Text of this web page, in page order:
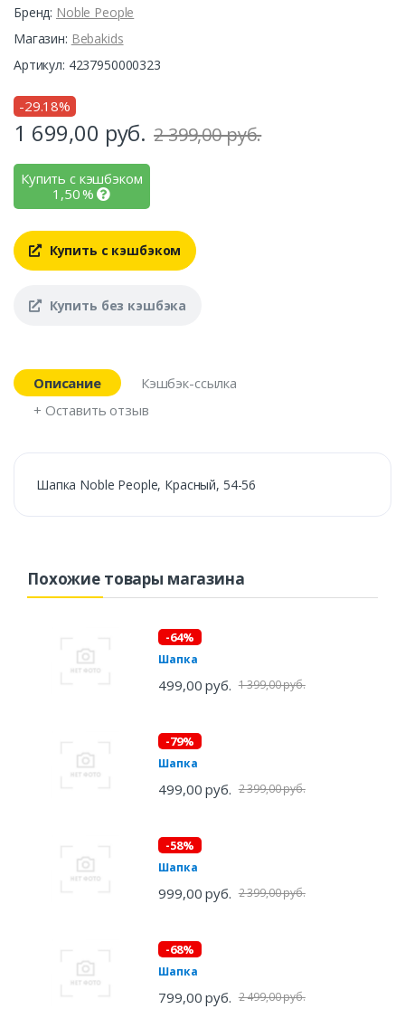
Бренд: Noble People
Магазин: Bebakids
Артикул: 4237950000323
-29.18%
1 699,00 руб. 2 399,00 руб.
Купить с кэшбэком
1,50%
Купить с кэшбэком
Купить без кэшбэка
Описание
Кэшбэк-ссылка
+ Оставить отзыв
Шапка Noble People, Красный, 54-56
Похожие товары магазина
-64%
Шапка
499,00 руб. 1 399,00 руб.
-79%
Шапка
499,00 руб. 2 399,00 руб.
-58%
Шапка
999,00 руб. 2 399,00 руб.
-68%
Шапка
799,00 руб. 2 499,00 руб.